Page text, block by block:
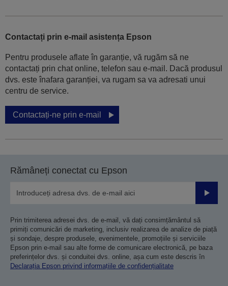
Contactați prin e-mail asistența Epson
Pentru produsele aflate în garanție, vă rugăm să ne
contactați prin chat online, telefon sau e-mail. Dacă produsul
dvs. este înafara garanției, va rugam sa va adresati unui
centru de service.
Contactați-ne prin e-mail
Rămâneți conectat cu Epson
Prin trimiterea adresei dvs. de e-mail, vă dați consimțământul să
primiți comunicări de marketing, inclusiv realizarea de analize de piață
și sondaje, despre produsele, evenimentele, promoțiile și serviciile
Epson prin e-mail sau alte forme de comunicare electronică, pe baza
preferințelor dvs. și conduitei dvs. online, așa cum este descris în
Declarația Epson privind informațiile de confidențialitate